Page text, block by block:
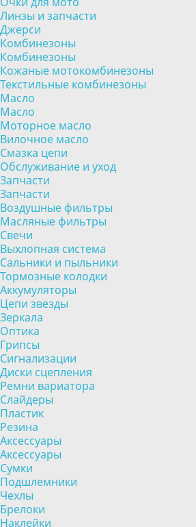
Линзы и запчасти
Джерси
Комбинезоны
Комбинезоны
Кожаные мотокомбинезоны
Текстильные комбинезоны
Масло
Масло
Моторное масло
Вилочное масло
Смазка цепи
Обслуживание и уход
Запчасти
Запчасти
Воздушные фильтры
Масляные фильтры
Свечи
Выхлопная система
Сальники и пыльники
Тормозные колодки
Аккумуляторы
Цепи звезды
Зеркала
Оптика
Грипсы
Сигнализации
Диски сцепления
Ремни вариатора
Слайдеры
Пластик
Резина
Аксессуары
Аксессуары
Сумки
Подшлемники
Чехлы
Брелоки
Наклейки